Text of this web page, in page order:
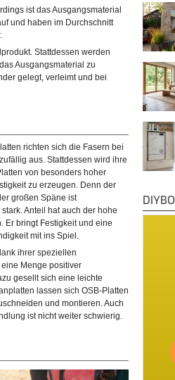
ist das Ausgangsmaterial
und haben im Durchschnitt
Stattdessen werden
Ausgangsmaterial zu
gelegt, verleimt und bei
richten sich die Fasern bei
aus. Stattdessen wird ihre
von besonders hoher
zu erzeugen. Denn der
großen Späne ist
Anteil hat auch der hohe
Er bringt Festigkeit und eine
mit ins Spiel.
ihrer speziellen
Menge positiver
gesellt sich eine leichte
lassen sich OSB-Platten
und montieren. Auch
ist nicht weiter schwierig.